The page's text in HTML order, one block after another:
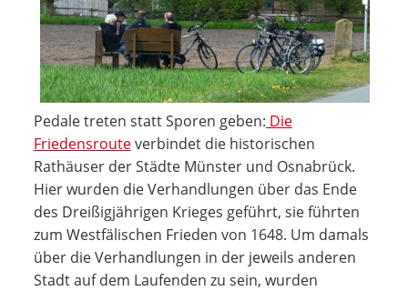
Pedale treten statt Sporen geben: Die
Friedensrouteverbindet die historischen
Rathäuser der Städte Münster und Osnabrück.
Hier wurden die Verhandlungen über das Ende
des Dreißigjährigen Krieges geführt, sie führten
zum Westfälischen Frieden von 1648. Um damals
über die Verhandlungen in der jeweils anderen
Stadt auf dem Laufenden zu sein, wurden